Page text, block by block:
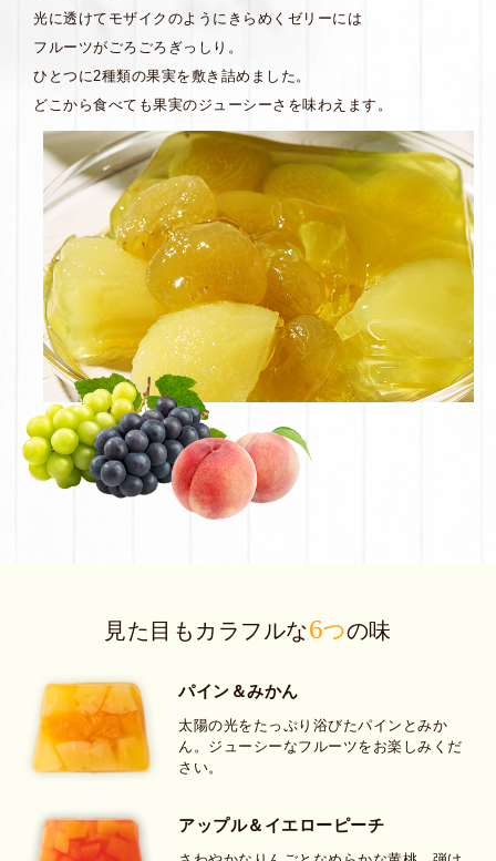
光に透けてモザイクのようにきらめくゼリーには
フルーツがごろごろぎっしり。
ひとつに2種類の果実を敷き詰めました。
どこから食べても果実のジューシーさを味わえます。
見た目もカラフルな6つの味
パイン＆みかん
太陽の光をたっぷり浴びたパインとみか
ん。 ジューシーなフルーツをお楽しみくだ
さい。
アップル＆イエローピーチ